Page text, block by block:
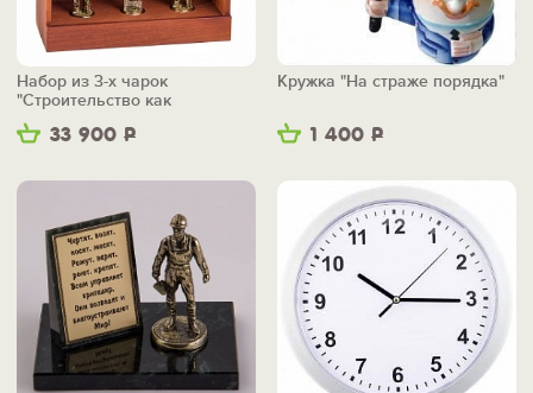
33 900 Р
Набор из 3-х чарок
"Строительство как
искусство" в ящике
1 400 Р
Кружка "На страже порядка"